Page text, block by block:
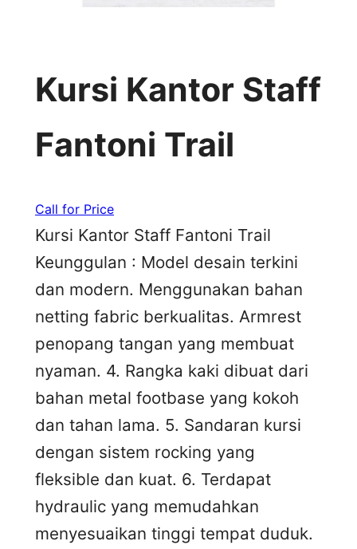
Kursi Kantor Staff
Fantoni Trail
Call for Price
Kursi Kantor Staff Fantoni Trail
Keunggulan : Model desain terkini
dan modern. Menggunakan bahan
netting fabric berkualitas. Armrest
penopang tangan yang membuat
nyaman. 4. Rangka kaki dibuat dari
bahan metal footbase yang kokoh
dan tahan lama. 5. Sandaran kursi
dengan sistem rocking yang
fleksible dan kuat. 6. Terdapat
hydraulic yang memudahkan
menyesuaikan tinggi tempat duduk.